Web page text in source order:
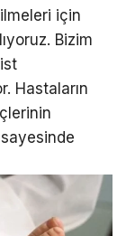
için
Bizim
Hastaların
sayesinde